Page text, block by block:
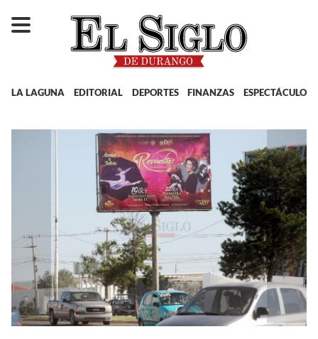
LA LAGUNA EDITORIAL DEPORTES FINANZAS ESPECTÁCULOS